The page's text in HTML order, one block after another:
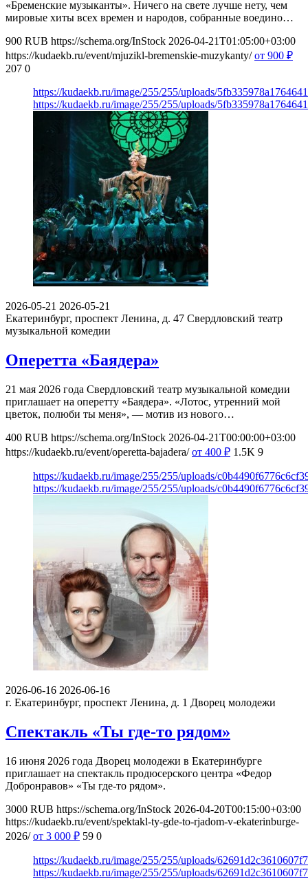
«Бременские музыканты». Ничего на свете лучше нету, чем
мировые хиты всех времен и народов, собранные воедино…
900 RUB https://schema.org/InStock 2026-04-21T01:05:00+03:00
https://kudaekb.ru/event/mjuzikl-bremenskie-muzykanty/ от 900 ₽
207 0
https://kudaekb.ru/image/255/255/uploads/
https://kudaekb.ru/image/255/255/uploads/
2026-05-21 2026-05-21
Екатеринбург, проспект Ленина, д. 47 Свердловский театр
музыкальной комедии
Оперетта «Баядера»
21 мая 2026 года Свердловский театр музыкальной комедии
приглашает на оперетту «Баядера». «Лотос, утренний мой
цветок, полюби ты меня», — мотив из нового…
400 RUB https://schema.org/InStock 2026-04-21T00:00:00+03:00
https://kudaekb.ru/event/operetta-bajadera/ от 400 ₽ 1.5K 9
https://kudaekb.ru/image/255/255/uploads/
https://kudaekb.ru/image/255/255/uploads/
2026-06-16 2026-06-16
г. Екатеринбург, проспект Ленина, д. 1 Дворец молодежи
Спектакль «Ты где-то рядом»
16 июня 2026 года Дворец молодежи в Екатеринбурге
приглашает на спектакль продюсерского центра «Федор
Добронравов» «Ты где-то рядом».
3000 RUB https://schema.org/InStock 2026-04-20T00:15:00+03:00
https://kudaekb.ru/event/spektakl-ty-gde-to-rjadom-v-ekaterinburge-
2026/ от 3 000 ₽ 59 0
https://kudaekb.ru/image/255/255/uploads/
https://kudaekb.ru/image/255/255/uploads/